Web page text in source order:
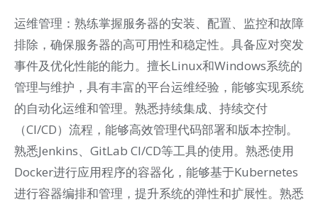
运维管理：熟练掌握服务器的安装、配置、监控和故障
排除，确保服务器的高可用性和稳定性。具备应对突发
事件及优化性能的能力。擅长Linux和Windows系统的
管理与维护，具有丰富的平台运维经验，能够实现系统
的自动化运维和管理。熟悉持续集成、持续交付
（CI/CD）流程，能够高效管理代码部署和版本控制。
熟悉Jenkins、GitLab CI/CD等工具的使用。熟悉使用
Docker进行应用程序的容器化，能够基于Kubernetes
进行容器编排和管理，提升系统的弹性和扩展性。熟悉